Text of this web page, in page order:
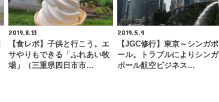
2019.8.13
【食レポ】子供と行こう。エ
サやりもできる「ふれあい牧
場」（三重県四日市市…
2019.5.9
【JGC修行】東京～シンガポ
ール。トラブルによりシンガ
ポール航空ビジネス…